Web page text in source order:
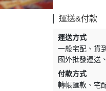
運送&付款
運送方式
一般宅配
貨
國外批發運送
付款方式
轉帳匯款
宅